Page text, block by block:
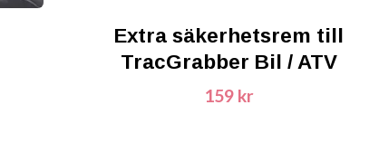
Extra säkerhetsrem till
TracGrabber Bil / ATV
159 kr